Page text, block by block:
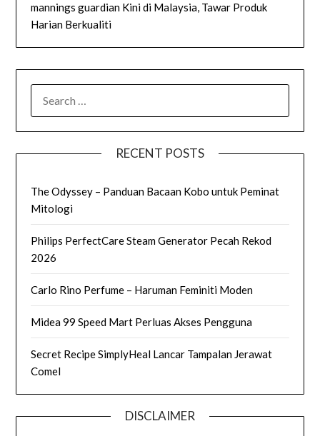
mannings guardian Kini di Malaysia, Tawar Produk
Harian Berkualiti
FOR:
RECENT POSTS
The Odyssey – Panduan Bacaan Kobo untuk Peminat
Mitologi
Philips PerfectCare Steam Generator Pecah Rekod
2026
Carlo Rino Perfume – Haruman Feminiti Moden
Midea 99 Speed Mart Perluas Akses Pengguna
Secret Recipe SimplyHeal Lancar Tampalan Jerawat
Comel
DISCLAIMER